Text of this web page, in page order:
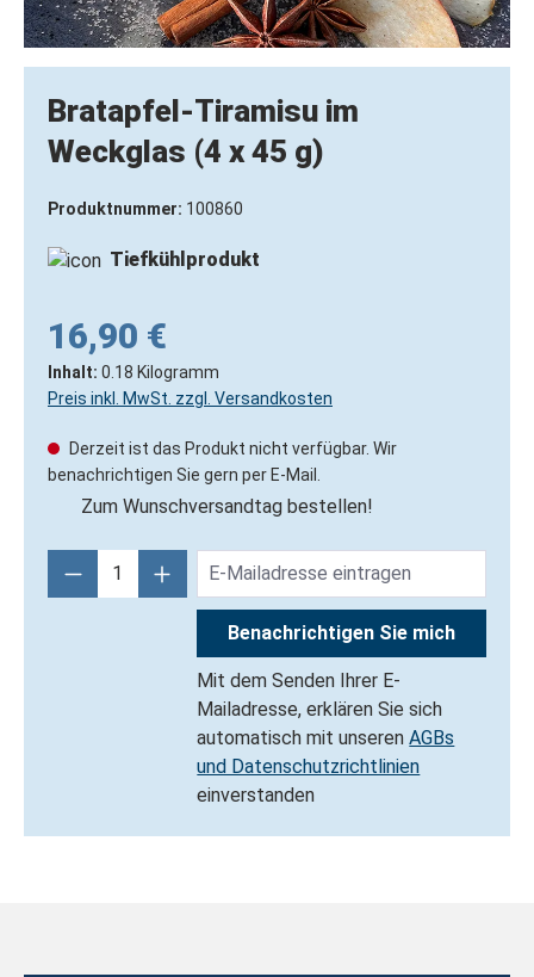
Bratapfel-Tiramisu im
Weckglas (4 x 45 g)
Produktnummer: 100860
Tiefkühlprodukt
16,90 €
Inhalt: 0.18 Kilogramm
Preis inkl. MwSt. zzgl. Versandkosten
Derzeit ist das Produkt nicht verfügbar. Wir
benachrichtigen Sie gern per E-Mail.
Zum Wunschversandtag bestellen!
Benachrichtigen Sie mich
Mit dem Senden Ihrer E-
Mailadresse, erklären Sie sich
automatisch mit unserenAGBs
und Datenschutzrichtlinien
einverstanden